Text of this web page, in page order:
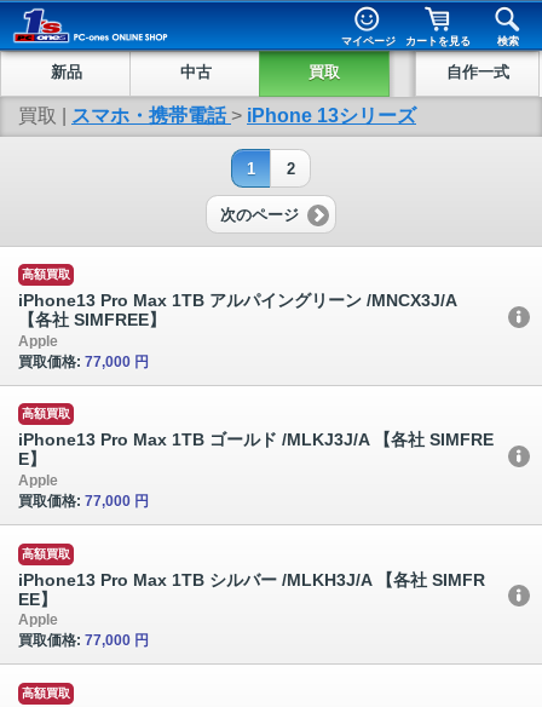
マイページ カートを見る 検索
新品 中古 買取 自作一式
買取 | スマホ・携帯電話 > iPhone 13シリーズ
1 2
次のページ
高額買取
iPhone13 Pro Max 1TB アルパイングリーン /MNCX3J/A
【各社 SIMFREE】
Apple
買取価格: 77,000 円
高額買取
iPhone13 Pro Max 1TB ゴールド /MLKJ3J/A 【各社 SIMFRE
E】
Apple
買取価格: 77,000 円
高額買取
iPhone13 Pro Max 1TB シルバー /MLKH3J/A 【各社 SIMFR
EE】
Apple
買取価格: 77,000 円
高額買取